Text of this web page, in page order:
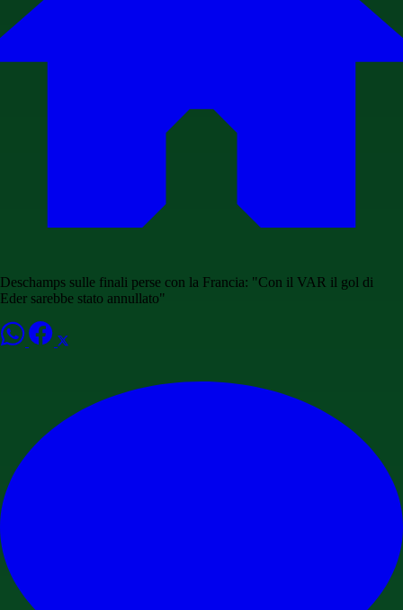
Deschamps sulle finali perse con la Francia: "Con il VAR il gol di
Eder sarebbe stato annullato"